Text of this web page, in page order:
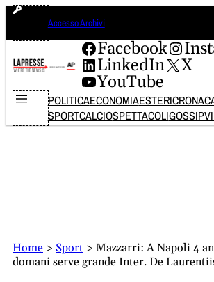
Vai
contenuto
Accesso Archivi
Facebook
LinkedIn
X
YouTube
POLITICAECONOMIAESTERI
SPORTCALCIOSPETTACOLIGOSSIP
Home > Sport > Mazzarri: A Napoli 4
domani serve grande Inter. De